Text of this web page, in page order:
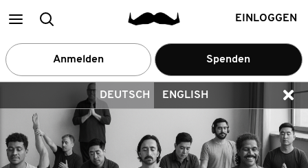
Main
menu
Suchen EINLOGGEN
Anmelden Spenden
DEUTSCH ENGLISH